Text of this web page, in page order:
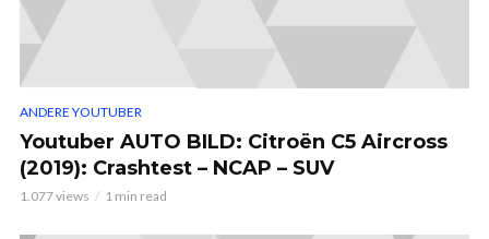
ANDERE YOUTUBER
Youtuber AUTO BILD: Citroën C5 Aircross
(2019): Crashtest – NCAP – SUV
1.077 views 1 min read